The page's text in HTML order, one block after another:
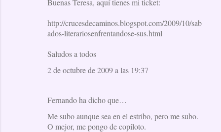
Buenas Teresa, aquí tienes mi ticket:
http://crucesdecaminos.blogspot.com/2009/10/sab
ados-literariosenfrentandose-sus.html
Saludos a todos
2 de octubre de 2009 a las 19:37
Fernando ha dicho que…
Me subo aunque sea en el estribo, pero me subo.
O mejor, me pongo de copiloto.